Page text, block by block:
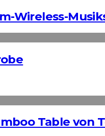
Wireless-
Table von